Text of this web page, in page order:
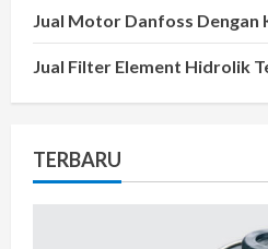
Jual Motor Danfoss Dengan
Jual Filter Element Hidrolik
TERBARU